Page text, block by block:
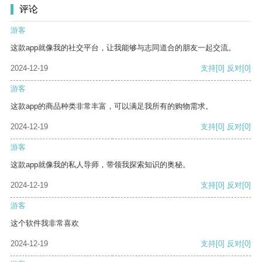
评论
游客
这款app就像我的社交平台，让我能够与志同道合的朋友一起交流。
2024-12-19 支持[0] 反对[0]
游客
这款app的商品种类非常丰富，可以满足我所有的购物需求。
2024-12-19 支持[0] 反对[0]
游客
这款app就像我的私人导师，带领我探索知识的奥秘。
2024-12-19 支持[0] 反对[0]
游客
这个软件我非常喜欢
2024-12-19 支持[0] 反对[0]